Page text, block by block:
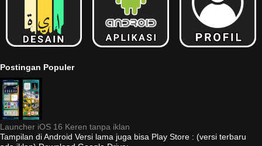
Postingan Populer
Launcher iOS 16 Keren tanpa iklan
Tampilan di Android Versi lama juga bisa Play Store : (versi terbaru